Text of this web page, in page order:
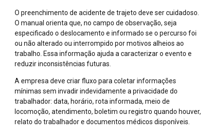
O preenchimento de acidente de trajeto deve ser cuidadoso.
O manual orienta que, no campo de observação, seja
especificado o deslocamento e informado se o percurso foi
ou não alterado ou interrompido por motivos alheios ao
trabalho. Essa informação ajuda a caracterizar o evento e
reduzir inconsistências futuras.
A empresa deve criar fluxo para coletar informações
mínimas sem invadir indevidamente a privacidade do
trabalhador: data, horário, rota informada, meio de
locomoção, atendimento, boletim ou registro quando houver,
relato do trabalhador e documentos médicos disponíveis.